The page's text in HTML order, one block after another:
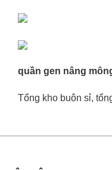
quần gen nâng
Tổng kho buôn sỉ,